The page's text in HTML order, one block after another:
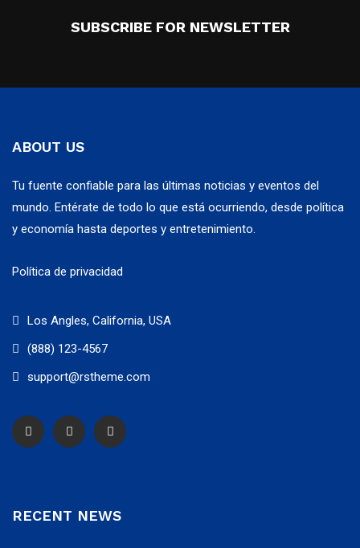
SUBSCRIBE FOR NEWSLETTER
ABOUT US
Tu fuente confiable para las últimas noticias y eventos del
mundo. Entérate de todo lo que está ocurriendo, desde política
y economía hasta deportes y entretenimiento.
Política de privacidad
Los Angles, California, USA
(888) 123-4567
support@rstheme.com
RECENT NEWS